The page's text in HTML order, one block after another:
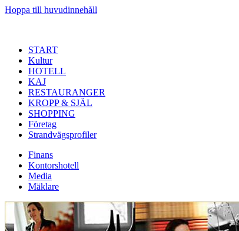
Hoppa till huvudinnehåll
START
Kultur
HOTELL
KAJ
RESTAURANGER
KROPP & SJÄL
SHOPPING
Företag
Strandvägsprofiler
Finans
Kontorshotell
Media
Mäklare